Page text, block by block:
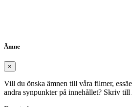
Ämne
×
Vill du önska ämnen till våra filmer,
andra synpunkter på innehållet? Skriv